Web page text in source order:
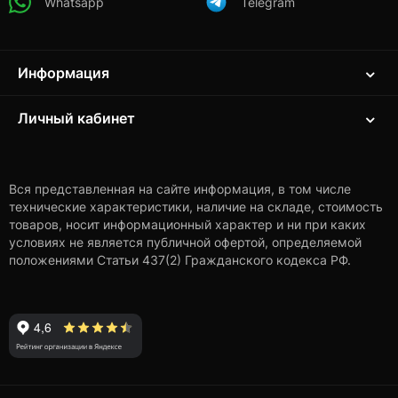
Информация
Личный кабинет
Вся представленная на сайте информация, в том числе
технические характеристики, наличие на складе, стоимость
товаров, носит информационный характер и ни при каких
условиях не является публичной офертой, определяемой
положениями Статьи 437(2) Гражданского кодекса РФ.